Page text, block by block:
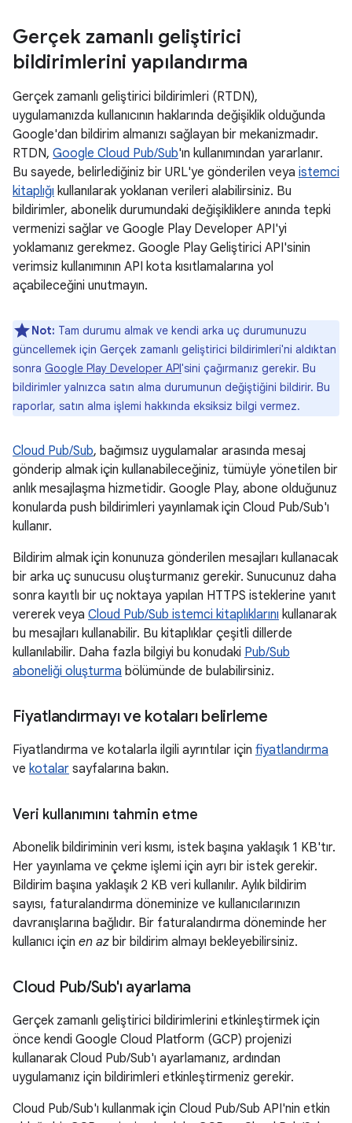
Gerçek zamanlı geliştirici
bildirimlerini yapılandırma
Gerçek zamanlı geliştirici bildirimleri (RTDN),
uygulamanızda kullanıcının haklarında değişiklik olduğunda
Google'dan bildirim almanızı sağlayan bir mekanizmadır.
RTDN, Google Cloud Pub/Sub'ın kullanımından yararlanır.
Bu sayede, belirlediğiniz bir URL'ye gönderilen veya istemci
kitaplığı kullanılarak yoklanan verileri alabilirsiniz. Bu
bildirimler, abonelik durumundaki değişikliklere anında tepki
vermenizi sağlar ve Google Play Developer API'yi
yoklamanız gerekmez. Google Play Geliştirici API'sinin
verimsiz kullanımının API kota kısıtlamalarına yol
açabileceğini unutmayın.
Not: Tam durumu almak ve kendi arka uç durumunuzu
güncellemek için Gerçek zamanlı geliştirici bildirimleri'ni aldıktan
sonra Google Play Developer API'sini çağırmanız gerekir. Bu
bildirimler yalnızca satın alma durumunun değiştiğini bildirir. Bu
raporlar, satın alma işlemi hakkında eksiksiz bilgi vermez.
Cloud Pub/Sub, bağımsız uygulamalar arasında mesaj
gönderip almak için kullanabileceğiniz, tümüyle yönetilen bir
anlık mesajlaşma hizmetidir. Google Play, abone olduğunuz
konularda push bildirimleri yayınlamak için Cloud Pub/Sub'ı
kullanır.
Bildirim almak için konunuza gönderilen mesajları kullanacak
bir arka uç sunucusu oluşturmanız gerekir. Sunucunuz daha
sonra kayıtlı bir uç noktaya yapılan HTTPS isteklerine yanıt
vererek veya Cloud Pub/Sub istemci kitaplıklarını kullanarak
bu mesajları kullanabilir. Bu kitaplıklar çeşitli dillerde
kullanılabilir. Daha fazla bilgiyi bu konudaki Pub/Sub
aboneliği oluşturma bölümünde de bulabilirsiniz.
Fiyatlandırmayı ve kotaları belirleme
Fiyatlandırma ve kotalarla ilgili ayrıntılar için fiyatlandırma
ve kotalar sayfalarına bakın.
Veri kullanımını tahmin etme
Abonelik bildiriminin veri kısmı, istek başına yaklaşık 1 KB'tır.
Her yayınlama ve çekme işlemi için ayrı bir istek gerekir.
Bildirim başına yaklaşık 2 KB veri kullanılır. Aylık bildirim
sayısı, faturalandırma döneminize ve kullanıcılarınızın
davranışlarına bağlıdır. Bir faturalandırma döneminde her
kullanıcı için en az bir bildirim almayı bekleyebilirsiniz.
Cloud Pub/Sub'ı ayarlama
Gerçek zamanlı geliştirici bildirimlerini etkinleştirmek için
önce kendi Google Cloud Platform (GCP) projenizi
kullanarak Cloud Pub/Sub'ı ayarlamanız, ardından
uygulamanız için bildirimleri etkinleştirmeniz gerekir.
Cloud Pub/Sub'ı kullanmak için Cloud Pub/Sub API'nin etkin